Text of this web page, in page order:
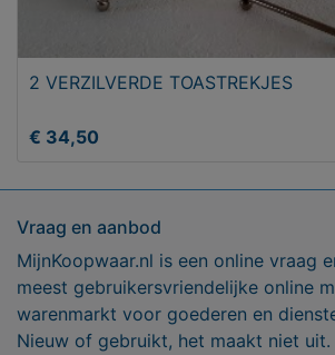
2 VERZILVERDE TOASTREKJES
€ 34,50
Vraag en aanbod
MijnKoopwaar.nl is een online vraag
meest gebruikersvriendelijke online
warenmarkt voor goederen en
Nieuw of gebruikt, het maakt niet